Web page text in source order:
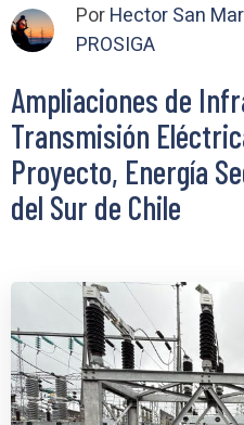
PorHector San
PROSIGA
Ampliaciones de
Transmisión
Proyecto, Energía
del Sur de Chile